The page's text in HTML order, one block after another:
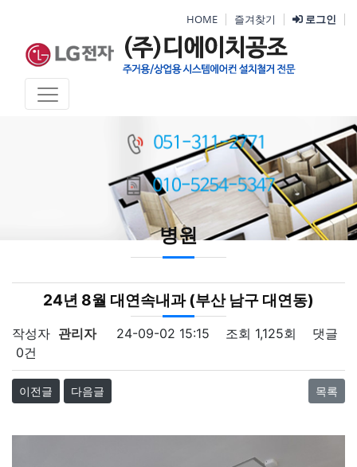
HOME 즐겨찾기 로그인
병원
24년 8월 대연속내과 (부산 남구 대연동)
작성자 관리자 24-09-02 15:15 조회 1,125회
댓글
0건
이전글 다음글 목록